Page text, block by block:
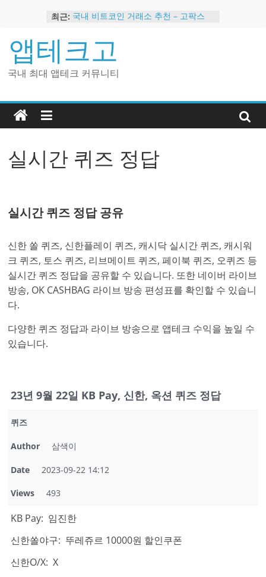
content
최근: 국내 비트코인 거래소 추천 – 고팍스
트
2024 강력히 추천하는 은행 멤버십 현
금 앱테크
해외 코인 거래소 추천 순위 BEST 2
앱테크고
국내 최대 앱테크 커뮤니티
실시간 퀴즈 정답
실시간 퀴즈 정답 공유
신한 쏠 퀴즈, 신한플레이 퀴즈, 캐시닥 실시간 퀴즈, 캐시워
크 퀴즈, 토스 퀴즈, 리브메이트 퀴즈, 페이북 퀴즈, 오퀴즈 등
실시간 퀴즈 정답을 공유할 수 있습니다. 또한 네이버 라이브
방송, OK CASHBAG 라이브 방송 편성표를 확인할 수 있습니
다.
다양한 퀴즈 정답과 라이브 방송으로 앱테크 수익을 높일 수
있습니다.
23년 9월 22일 KB Pay, 신한, 옥션 퀴즈 정답
퀴즈
Author 삼색이
Date 2023-09-22 14:12
Views 493
KB Pay: 임진한
신한쏠야구: 뚜레쥬르 10000원 할인쿠폰
신한O/X: X